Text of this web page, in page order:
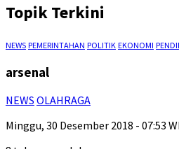
Topik Terkini
NEWS PEMERINTAHAN POLITIK EKONOMI
arsenal
NEWS OLAHRAGA
Minggu, 30 Desember 2018 - 07:53